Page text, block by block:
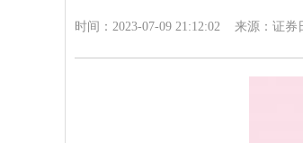
时间：2023-07-09 21:12:02 来源：证券